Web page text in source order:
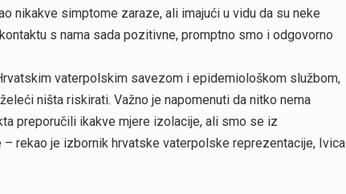
nikakve simptome zaraze, ali imajući u vidu da su neke
s nama sada pozitivne, promptno smo i odgovorno
vaterpolskim savezom i epidemiološkom službom,
ništa riskirati. Važno je napomenuti da nitko nema
preporučili ikakve mjere izolacije, ali smo se iz
rekao je izbornik hrvatske vaterpolske reprezentacije, Ivica